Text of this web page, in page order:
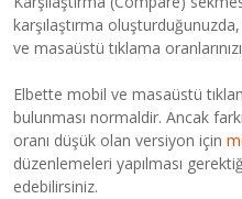
karşılaştırma
ve masaüstü tıklama
Elbette mobil ve masaüstü
bulunması normaldir. Ancak
oranı düşük olan versiyon için
düzenlemeleri yapılması
edebilirsiniz.